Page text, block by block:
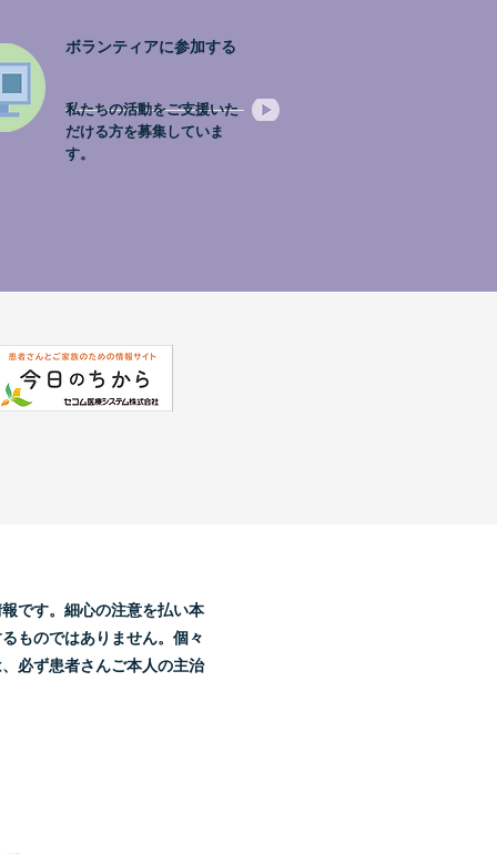
ボランティアに参加する
私たちの活動をご支援いた
だける方を募集していま
す。
です。細心の注意を払い本
ものではありません。個々
必ず患者さんご本人の主治